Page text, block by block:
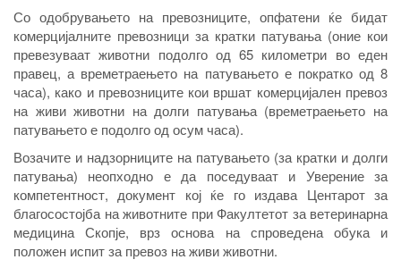
Со одобрувањето на превозниците, опфатени ќе бидат
комерцијалните превозници за кратки патувања (оние кои
превезуваат животни подолго од 65 километри во еден
правец, а времетраењето на патувањето е пократко од 8
часа), како и превозниците кои вршат комерцијален превоз
на живи животни на долги патувања (времетраењето на
патувањето е подолго од осум часа).
Возачите и надзорниците на патувањето (за кратки и долги
патувања) неопходно е да поседуваат и Уверение за
компетентност, документ кој ќе го издава Центарот за
благосостојба на животните при Факултетот за ветеринарна
медицина Скопје, врз основа на спроведена обука и
положен испит за превоз на живи животни.